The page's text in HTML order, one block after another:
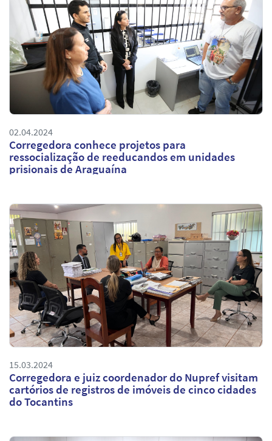
02.04.2024
Corregedora conhece projetos para
ressocialização de reeducandos em unidades
prisionais de Araguaína
15.03.2024
Corregedora e juiz coordenador do Nupref visitam
cartórios de registros de imóveis de cinco cidades
do Tocantins